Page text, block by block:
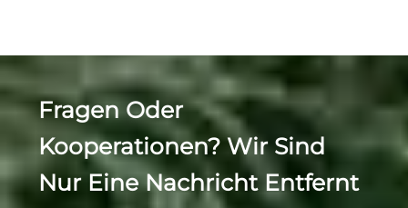
Fragen Oder
Kooperationen? Wir Sind
Nur Eine Nachricht Entfernt